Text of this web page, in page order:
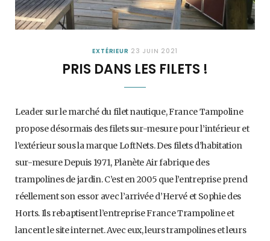
EXTÉRIEUR 23 JUIN 2021
PRIS DANS LES FILETS !
Leader sur le marché du filet nautique, France Tampoline
propose désormais des filets sur-mesure pour l’intérieur et
l’extérieur sous la marque LoftNets. Des filets d’habitation
sur-mesure Depuis 1971, Planète Air fabrique des
trampolines de jardin. C’est en 2005 que l’entreprise prend
réellement son essor avec l’arrivée d’Hervé et Sophie des
Horts. Ils rebaptisent l’entreprise France Trampoline et
lancent le site internet. Avec eux, leurs trampolines et leurs